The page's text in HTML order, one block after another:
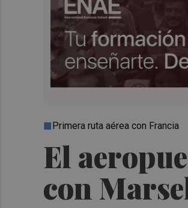
El
con
Primera ruta aérea con Francia